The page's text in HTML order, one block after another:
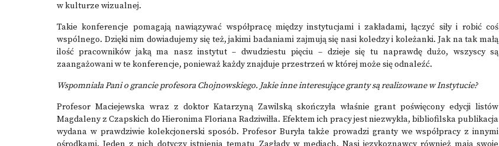
w kulturze wizualnej.
Takie konferencje pomagają nawiązywać współpracę między instytucjami i zakładami, łączyć siły i robić coś
wspólnego. Dzięki nim dowiadujemy się też, jakimi badaniami zajmują się nasi koledzy i koleżanki. Jak na tak małą
ilość pracowników jaką ma nasz instytut – dwudziestu pięciu – dzieje się tu naprawdę dużo, wszyscy są
zaangażowani w te konferencje, ponieważ każdy znajduje przestrzeń w której może się odnaleźć.
Wspomniała Pani o grancie profesora Chojnowskiego. Jakie inne interesujące granty są realizowane w Instytucie?
Profesor Maciejewska wraz z doktor Katarzyną Zawilską skończyła właśnie grant poświęcony edycji listów
Magdaleny z Czapskich do Hieronima Floriana Radziwiłła. Efektem ich pracy jest niezwykła, bibliofilska publikacja
wydana w prawdziwie kolekcjonerski sposób. Profesor Buryła także prowadzi granty we współpracy z innymi